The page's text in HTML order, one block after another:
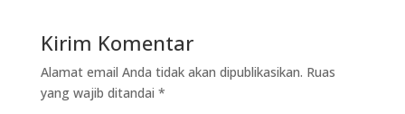
Kirim Komentar
Alamat email Anda tidak akan dipublikasikan. Ruas
yang wajib ditandai *